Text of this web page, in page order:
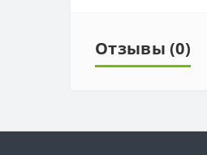
Отзывы (0)